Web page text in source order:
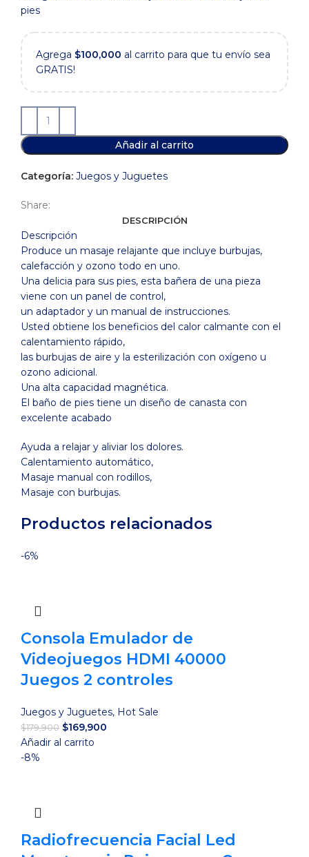
pies
Agrega $100,000 al carrito para que tu envío sea
GRATIS!
Añadir al carrito
Categoría: Juegos y Juguetes
Share:
DESCRIPCIÓN
Descripción
Produce un masaje relajante que incluye burbujas,
calefacción y ozono todo en uno.
Una delicia para sus pies, esta bañera de una pieza
viene con un panel de control,
un adaptador y un manual de instrucciones.
Usted obtiene los beneficios del calor calmante con el
calentamiento rápido,
las burbujas de aire y la esterilización con oxígeno u
ozono adicional.
Una alta capacidad magnética.
El baño de pies tiene un diseño de canasta con
excelente acabado
Ayuda a relajar y aliviar los dolores.
Calentamiento automático,
Masaje manual con rodillos,
Masaje con burbujas.
Productos relacionados
-6%
Consola Emulador de
Videojuegos HDMI 40000
Juegos 2 controles
Juegos y Juguetes, Hot Sale
$179,900 El
precio
$169,900
Añadir al carrito
-8%
Radiofrecuencia Facial Led